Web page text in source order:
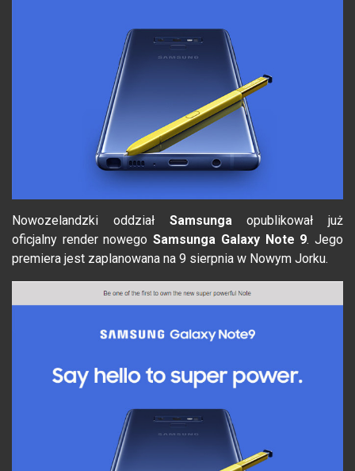
Nowozelandzki oddział Samsungaopublikował już
oficjalny render nowegoSamsunga Galaxy Note 9. Jego
premiera jest zaplanowana na 9 sierpnia w Nowym Jorku.